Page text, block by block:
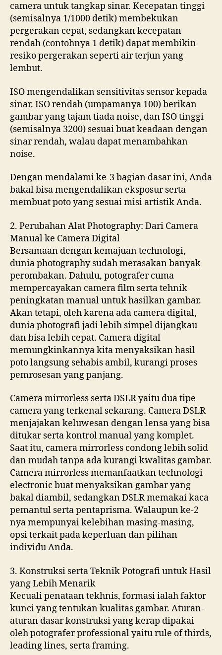
camera untuk tangkap sinar. Kecepatan tinggi
(semisalnya 1/1000 detik) membekukan
pergerakan cepat, sedangkan kecepatan
rendah (contohnya 1 detik) dapat membikin
resiko pergerakan seperti air terjun yang
lembut.
ISO mengendalikan sensitivitas sensor kepada
sinar. ISO rendah (umpamanya 100) berikan
gambar yang tajam tiada noise, dan ISO tinggi
(semisalnya 3200) sesuai buat keadaan dengan
sinar rendah, walau dapat menambahkan
noise.
Dengan mendalami ke-3 bagian dasar ini, Anda
bakal bisa mengendalikan eksposur serta
membuat poto yang sesuai misi artistik Anda.
2. Perubahan Alat Photography: Dari Camera
Manual ke Camera Digital
Bersamaan dengan kemajuan technologi,
dunia photography sudah merasakan banyak
perombakan. Dahulu, potografer cuma
mempercayakan camera film serta tehnik
peningkatan manual untuk hasilkan gambar.
Akan tetapi, oleh karena ada camera digital,
dunia photografi jadi lebih simpel dijangkau
dan bisa lebih cepat. Camera digital
memungkinkannya kita menyaksikan hasil
poto langsung sehabis ambil, kurangi proses
pemrosesan yang panjang.
Camera mirrorless serta DSLR yaitu dua tipe
camera yang terkenal sekarang. Camera DSLR
menjajakan keluwesan dengan lensa yang bisa
ditukar serta kontrol manual yang komplet.
Saat itu, camera mirrorless condong lebih solid
dan mudah tanpa ada kurangi kwalitas gambar.
Camera mirrorless memanfaatkan technologi
electronic buat menyaksikan gambar yang
bakal diambil, sedangkan DSLR memakai kaca
pemantul serta pentaprisma. Walaupun ke-2
nya mempunyai kelebihan masing-masing,
opsi terkait pada keperluan dan pilihan
individu Anda.
3. Konstruksi serta Teknik Potografi untuk Hasil
yang Lebih Menarik
Kecuali penataan tekhnis, formasi ialah faktor
kunci yang tentukan kualitas gambar. Aturan-
aturan dasar konstruksi yang kerap dipakai
oleh potografer professional yaitu rule of thirds,
leading lines, serta framing.